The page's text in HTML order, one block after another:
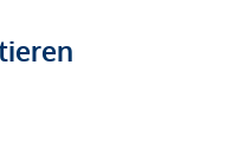
Die Raumhöhe beträgt